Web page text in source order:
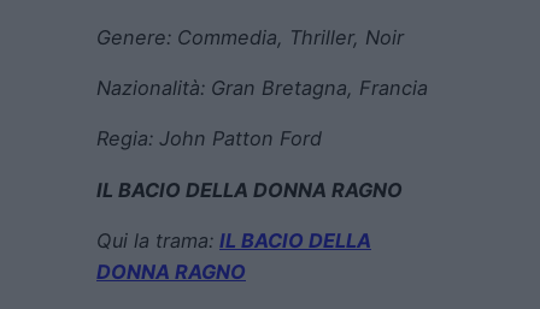
Genere: Commedia, Thriller, Noir
Nazionalità: Gran Bretagna, Francia
Regia: John Patton Ford
IL BACIO DELLA DONNA RAGNO
Qui la trama: IL BACIO DELLA
DONNA RAGNO